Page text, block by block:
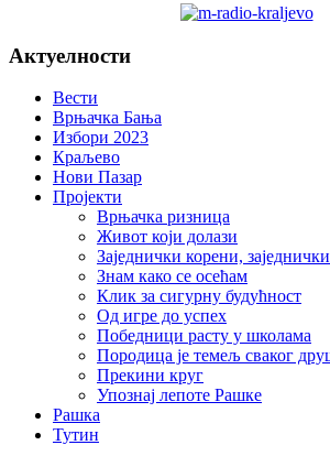
Актуелности
Вести
Врњачка Бања
Избори 2023
Краљево
Нови Пазар
Пројекти
Врњачка ризница
Живот који долази
Заједнички корени,
Знам како се осећам
Клик за сигурну будућност
Од игре до успех
Победници расту у школама
Породица је темељ сваког
Прекини круг
Упознај лепоте Рашке
Рашка
Тутин